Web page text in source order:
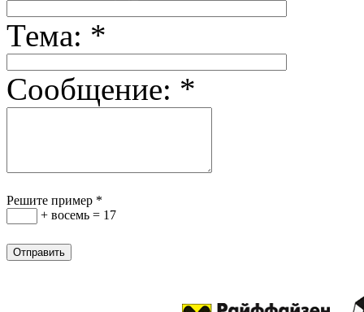
Тема: *
Сообщение: *
Решите пример *
+ восемь = 17